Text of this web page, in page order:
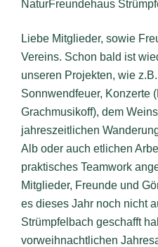
NaturFreundehaus
Liebe Mitglieder, sowie
Vereins. Schon bald ist
unseren Projekten, wie
Sonnwendfeuer, Konzerte
Grachmusikoff), dem
jahreszeitlichen
Alb oder auch etlichen
praktisches Teamwork
Mitglieder, Freunde und
es dieses Jahr noch nicht
Strümpfelbach geschafft
vorweihnachtlichen